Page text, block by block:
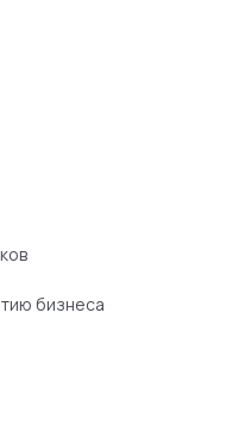
для маникюра 3 шт
бизнеса